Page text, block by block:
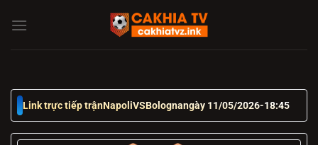
đến
Link trực tiếp trậnNapoliVSBolognangày 11/05/2026-18:45